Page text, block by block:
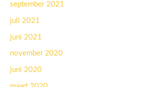
september 2021
juli 2021
juni 2021
november 2020
juni 2020